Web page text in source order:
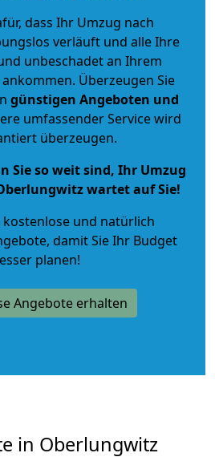
dass Ihr Umzug nach
verläuft und alle Ihre
unbeschadet an Ihrem
Überzeugen Sie
günstigen Angeboten und
umfassender Service wird
überzeugen.
Sie so weit sind, Ihr Umzug
wartet auf Sie!
kostenlose und natürlich
, damit Sie Ihr Budget
planen!
Angebote erhalten
in Oberlungwitz